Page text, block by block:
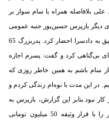
بلافاصله همراه با سام سوار بر
دیگر بازپرس حسین‌پور جنبه عمومی
جرم این پدربزرگ را مدنظر قرار داد و وی را برای تحقیق به دادسرا احضار کرد. پدربزرگ 65
بی‌گناهی کرد و گفت: پسرم اجازه
سام باشم به همین خاطر روزی که
در این مدت با نوه‌ام زندگی کردم و
نبود.بنابر این گزارش، بازپرس به
بررسی بیشتر این پرونده پرداخت و پدربزرگ طمعکار را با قرار وثیقه 50 میلیون تومانی